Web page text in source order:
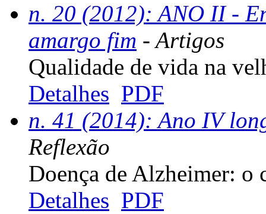
n. 20 (2012): ANO II -
amargo fim - Artigos
Qualidade de vida na
Detalhes PDF
n. 41 (2014): Ano IV
Reflexão
Doença de Alzheimer: o
Detalhes PDF